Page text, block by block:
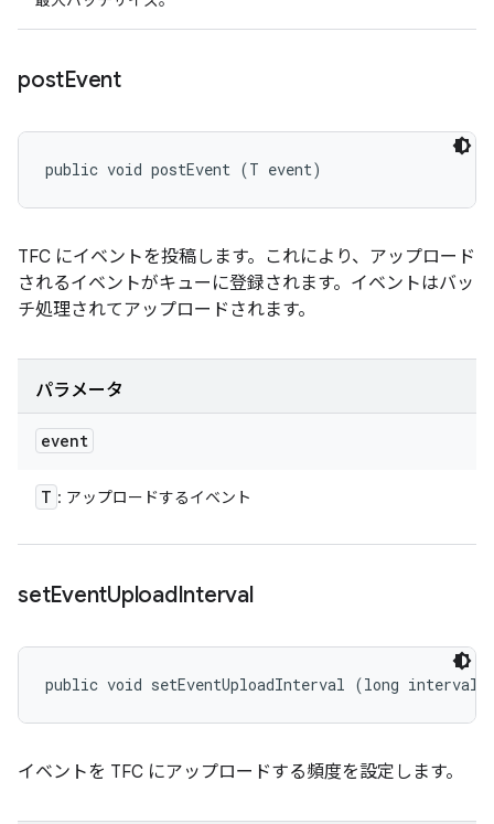
postEvent
public void postEvent (T event)
TFC にイベントを投稿します。これにより、アップロード
されるイベントがキューに登録されます。イベントはバッ
チ処理されてアップロードされます。
パラメータ
event
T : アップロードするイベント
setEventUploadInterval
public void setEventUploadInterval (long interval)
イベントを TFC にアップロードする頻度を設定します。